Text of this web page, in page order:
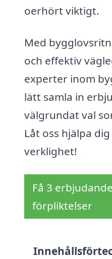
oerhört viktigt.
Med
och effektiv
experter inom
lätt samla in
välgrundat val
Låt oss hjälpa
verklighet!
Få 3
förpliktelser